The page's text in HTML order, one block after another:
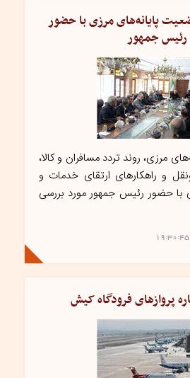
پایانه‌های مرزی با حضور
رئیس جمهور
مرزی، روند تردد مسافران و کالا،
و راهکارهای ارتقای خدمات و
با حضور رئیس جمهور مورد بررسی
پروازهای فرودگاه کیش